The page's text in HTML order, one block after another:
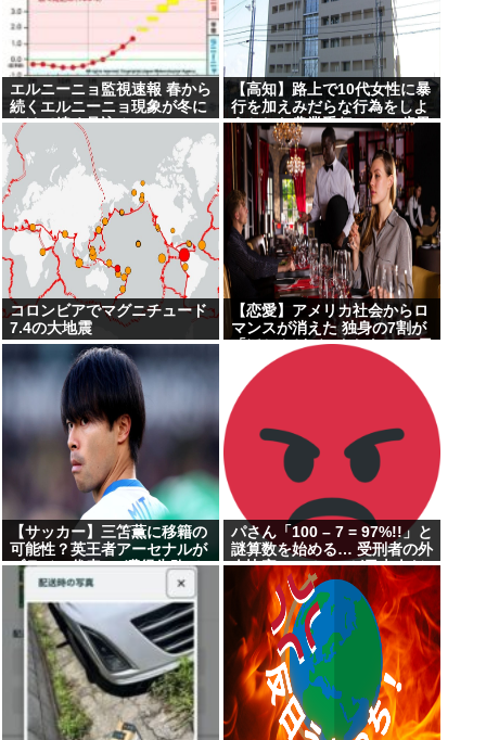
エルニーニョ監視速報 春から
続くエルニーニョ現象が冬に
かけて続く見込み
【高知】路上で10代女性に暴
行を加えみだらな行為をしよ
うとした農業手伝いの38歳男
を逮捕…男は7月にも下半身
露出の疑いで逮捕・起訴
コロンビアでマグニチュード
7.4の大地震
【恋愛】アメリカ社会からロ
マンスが消えた 独身の7割が
「ほとんどデートしない」 日
本でも静かに進みつつあ
る”恋愛不況”
【サッカー】三笘薫に移籍の
可能性？英王者アーセナルが
ブラジル代表FW獲得失敗で
方針転換か「ベストなミトマ
は恐ろしいほど優れている」
パさん「100 – 7 = 97%!!」と
謎算数を始める… 受刑者の外
人比率 7%で97%が日本人だ
そう